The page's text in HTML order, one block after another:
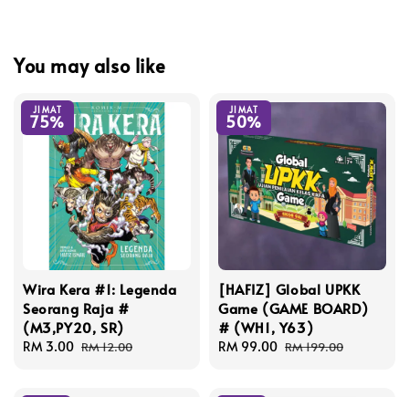
You may also like
JIMAT
75%
Wira Kera #1: Legenda
Seorang Raja #
(M3,PY20, SR)
Sale
RM 3.00 Regular
RM 12.00
JIMAT
50%
[HAFIZ] Global UPKK
Game (GAME BOARD)
# (WH1, Y63)
Sale
RM 99.00 Regular
RM 199.00